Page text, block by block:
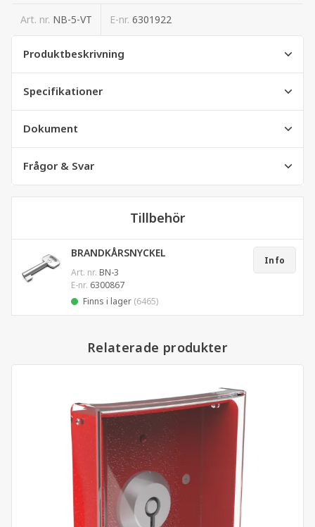
Art. nr. NB-5-VT E-nr. 6301922
Produktbeskrivning
Specifikationer
Dokument
Frågor & Svar
Tillbehör
BRANDKÅRSNYCKEL
Art. nr. BN-3
E-nr. 6300867
Finns i lager (6465)
Info
Relaterade produkter